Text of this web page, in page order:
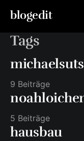
blogedit
Tags
9 Beiträge
5 Beiträge
hausbau